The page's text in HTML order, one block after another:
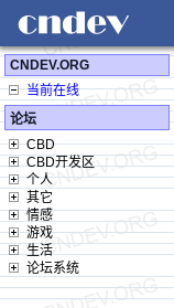
CNDEV.ORG
当前在线
论坛
CBD
CBD开发区
个人
其它
情感
游戏
生活
论坛系统